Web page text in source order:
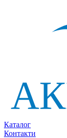
Каталог
Контакти